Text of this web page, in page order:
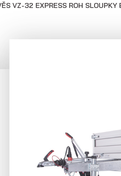
pod ložnou
Přepravníky
minibagrů
VZ-32 EXPRESS ROH